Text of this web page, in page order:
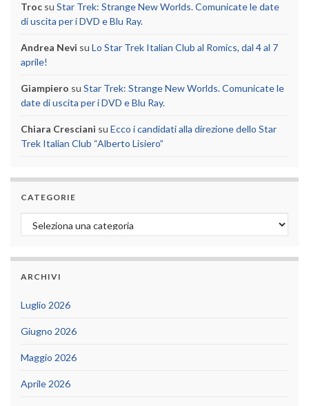
Troc su Star Trek: Strange New Worlds. Comunicate le date
di uscita per i DVD e Blu Ray.
Andrea Nevi su Lo Star Trek Italian Club al Romics, dal 4 al 7
aprile!
Giampiero su Star Trek: Strange New Worlds. Comunicate le
date di uscita per i DVD e Blu Ray.
Chiara Cresciani su Ecco i candidati alla direzione dello Star
Trek Italian Club “Alberto Lisiero”
CATEGORIE
Categorie
ARCHIVI
Luglio 2026
Giugno 2026
Maggio 2026
Aprile 2026